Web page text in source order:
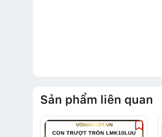
Sản phẩm liên quan